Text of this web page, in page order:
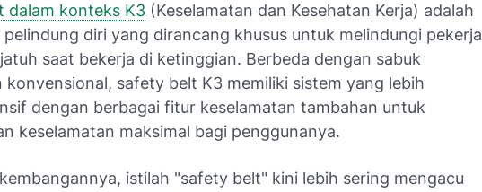
dalam konteks K3 (Keselamatan dan Kesehatan Kerja) adalah
diri yang dirancang khusus untuk melindungi pekerja
saat bekerja di ketinggian. Berbeda dengan sabuk
konvensional, safety belt K3 memiliki sistem yang lebih
dengan berbagai fitur keselamatan tambahan untuk
keselamatan maksimal bagi penggunanya.
istilah "safety belt" kini lebih sering mengacu